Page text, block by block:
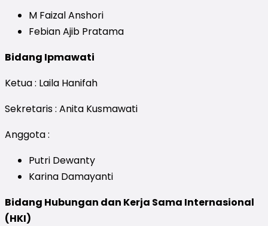
M Faizal Anshori
Febian Ajib Pratama
Bidang Ipmawati
Ketua : Laila Hanifah
Sekretaris : Anita Kusmawati
Anggota :
Putri Dewanty
Karina Damayanti
Bidang Hubungan dan Kerja Sama Internasional
(HKI)